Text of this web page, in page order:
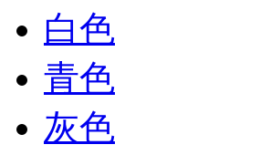
白色
青色
灰色